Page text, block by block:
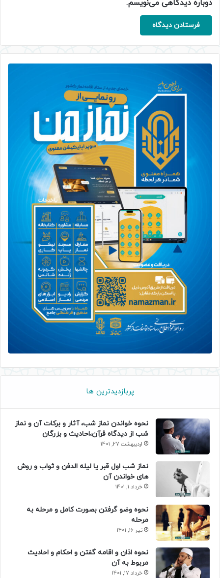
دوباره دیدگاهی می‌نویسم.
پربازدیدترین ها
نحوه خواندن نماز شب، آثار و برکات آن و نماز
شب از دیدگاه قرآن،احادیث و بزرگان
اردیبهشت 27, 1401
نماز شب اول قبر یا لیله الدفن و ثواب و روش
های خواندن آن
خرداد 1, 1401
نحوه وضو گرفتن بصورت کامل و مرحله به
مرحله
تیر 16, 1401
نحوه اذان و اقامه گفتن و احکام و احادیث
مربوط به آن
خرداد 17, 1401